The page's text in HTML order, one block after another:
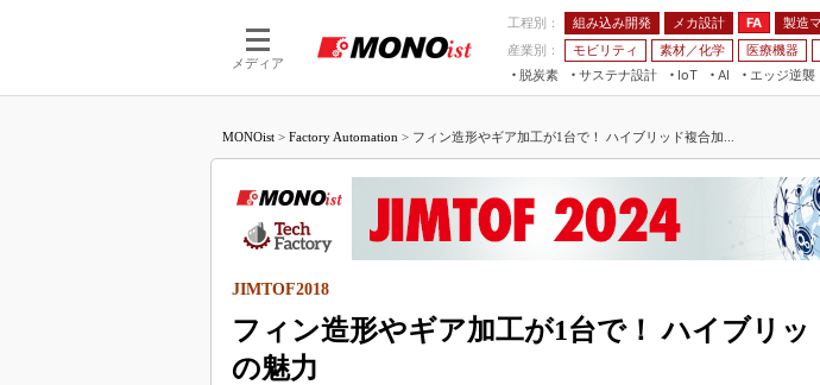
メディア
工程別： 組み込み開発 メカ設計 FA 製造
産業別：
モビリティ 素材／化学 医療機器
脱炭素
サステナ設計
IoT
つながる工場
つながるサービス
AI
AI×設備保全
Physical AI
エッジ逆襲
JIMTOF
組込み/エッジ コンピューテ
展＆IoT/5Gソリューション展
IIFES
国際ロボット展
TECHNO-FRONTIER
つながるクルマ
5G
フィールドサービス
組み込み画像技術
製造マネジ
モビリティ
MONOist > Factory Automation > フィン造形やギア加工が1台で！ ハイブリッド複合加...
フィン造形やギア加工が1台で！ ハイブリッ
の魅力
JIMTOF2018